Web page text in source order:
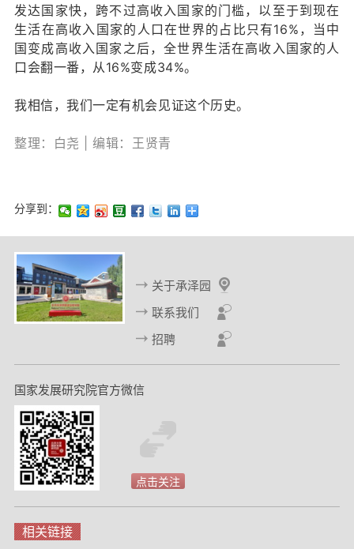
发达国家快，跨不过高收入国家的门槛，以至于到现在
生活在高收入国家的人口在世界的占比只有16%，当中
国变成高收入国家之后，全世界生活在高收入国家的人
口会翻一番，从16%变成34%。
我相信，我们一定有机会见证这个历史。
整理：白尧 | 编辑：王贤青
分享到：
关于承泽园
联系我们
招聘
国家发展研究院官方微信
点击关注
相关链接